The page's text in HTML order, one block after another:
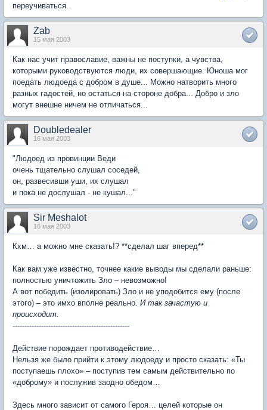
переучиваться.
Zab
15 мая 2003
Как нас учит православие, важны не поступки, а чувства,
которыми руководствуются люди, их совершающие. Юноша мог
поедать людоеда с добром в душе... Можно натворить много
разных гадостей, но остаться на стороне добра... Добро и зло
могут внешне ничем не отличаться...
Doubledealer
16 мая 2003
"Людоед из провинции Веди
очень тщательно слушал соседей,
он, развесивши уши, их слушал
и пока не дослушал - не кушал..."
Sir Meshalot
16 мая 2003
Кхм… а можно мне сказать!? **сделал шаг вперед**
Как вам уже известно, точнее какие выводы мы сделали раньше:
полностью уничтожить Зло – невозможно!
А вот победить (изолировать) Зло и не уподобится ему (после
этого) – это имхо вполне реально. И так зачастую и
происходит.
-------------------------------------------------
Действие порождает противодействие…
Нельзя же было прийти к этому людоеду и просто сказать: «Ты
поступаешь плохо» – поступив тем самым действительно по
«доброму» и послужив заодно обедом…
Здесь много зависит от самого Героя… целей которые он